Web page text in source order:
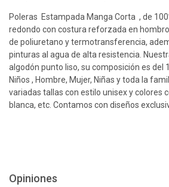
Poleras Estampada Manga Corta , de
redondo con costura reforzada en
de poliuretano y termotransferencia,
pinturas al agua de alta resistencia.
algodón punto liso, su composición es del
Niños , Hombre, Mujer, Niñas y toda la
variadas tallas con estilo unisex y colores
blanca, etc. Contamos con diseños
Opiniones